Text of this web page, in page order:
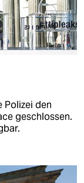
Polizei den
geschlossen.